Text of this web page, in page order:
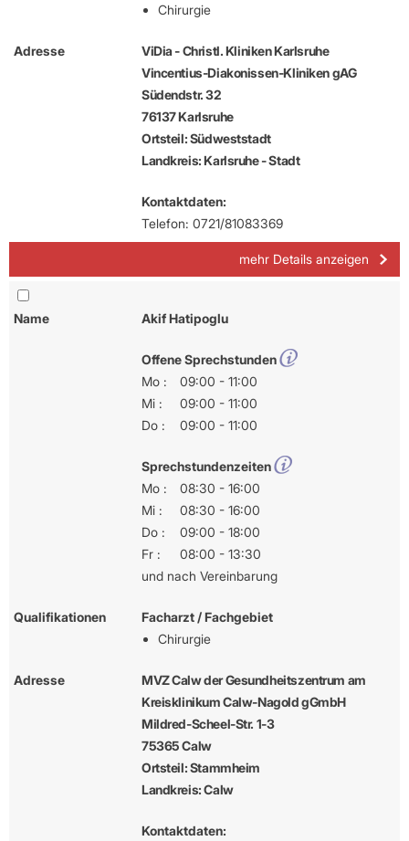
Chirurgie
Adresse
ViDia - Christl. Kliniken Karlsruhe
Vincentius-Diakonissen-Kliniken gAG
Südendstr. 32
76137 Karlsruhe
Ortsteil: Südweststadt
Landkreis: Karlsruhe - Stadt
Kontaktdaten:
Telefon: 0721/81083369
mehr Details anzeigen
Name Akif Hatipoglu
Offene Sprechstunden
Mo :
09:00 - 11:00
Mi :
09:00 - 11:00
Do :
09:00 - 11:00
Sprechstundenzeiten
Mo :
08:30 - 16:00
Mi :
08:30 - 16:00
Do :
09:00 - 18:00
Fr :
08:00 - 13:30
und nach Vereinbarung
Qualifikationen
Facharzt / Fachgebiet
Chirurgie
Adresse
MVZ Calw der Gesundheitszentrum am
Kreisklinikum Calw-Nagold gGmbH
Mildred-Scheel-Str. 1-3
75365 Calw
Ortsteil: Stammheim
Landkreis: Calw
Kontaktdaten: